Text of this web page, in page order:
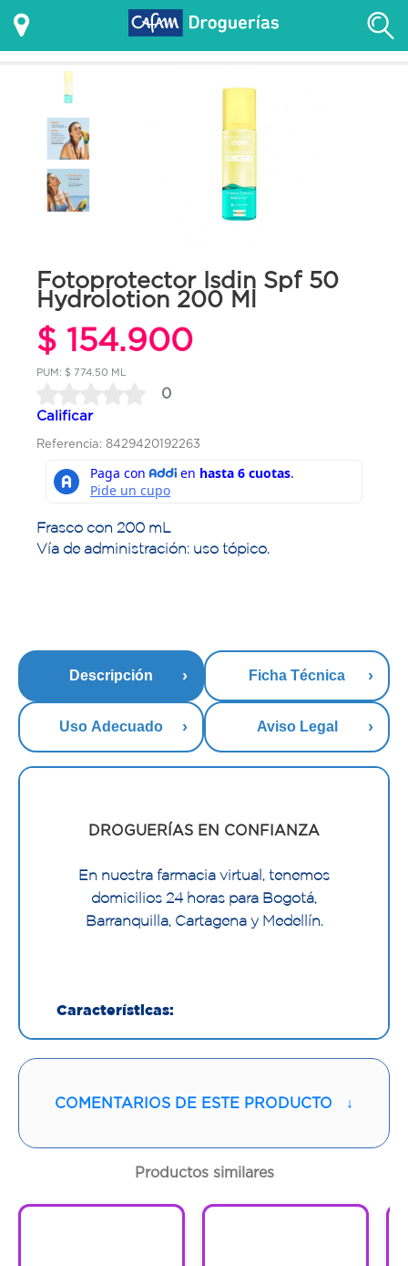
Fotoprotector Isdin Spf 50
Hydrolotion 200 Ml
$ 154.900
PUM: $ 774.50 ML
0
Calificar
Referencia: 8429420192263
Frasco con 200 mL
Vía de administración: uso tópico.
Descripción Ficha Técnica
Uso Adecuado Aviso Legal
DROGUERÍAS EN CONFIANZA
En nuestra farmacia virtual, tenemos
domicilios 24 horas para Bogotá,
Barranquilla, Cartagena y Medellín.
Características:
Fotoprotector corporal bifásico hidratante
que evita la oxidación de la piel. Alta
COMENTARIOS DE ESTE PRODUCTO ↓
Productos similares